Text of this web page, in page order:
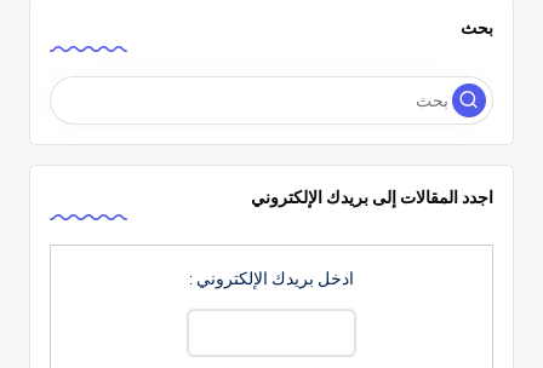
بحث
اجدد المقالات إلى بريدك الإلكتروني
ادخل بريدك الإلكتروني :